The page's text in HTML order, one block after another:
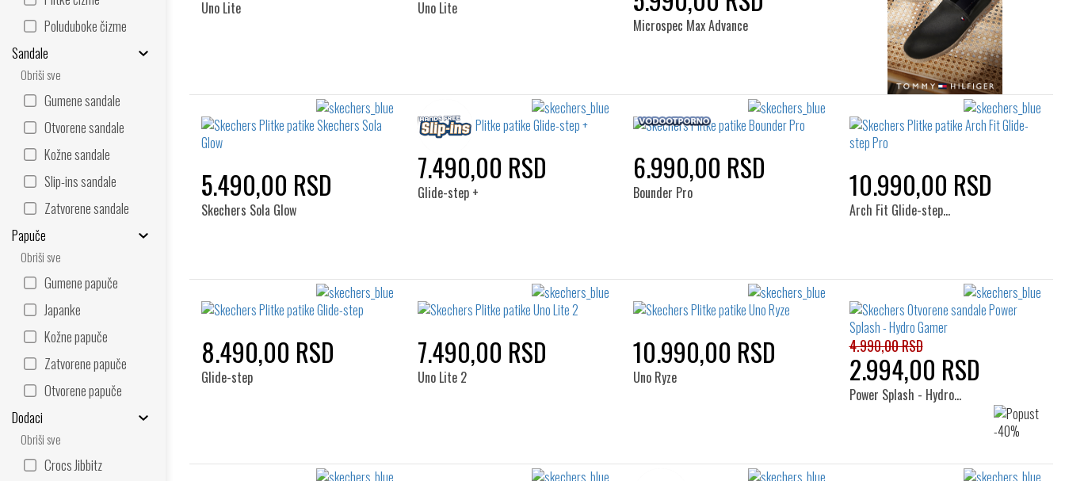
Poluduboke čizme
Sandale
Obriši sve
Gumene sandale
Otvorene sandale
Kožne sandale
Slip-ins sandale
Zatvorene sandale
Papuče
Obriši sve
Gumene papuče
Japanke
Kožne papuče
Zatvorene papuče
Otvorene papuče
Dodaci
Obriši sve
Crocs Jibbitz
Uno Lite Uno Lite
Microspec Max Advance
5.490,00 RSD
Skechers Sola Glow
7.490,00 RSD
Glide-step +
6.990,00 RSD
Bounder Pro 10.990,00 RSD
Arch Fit Glide-step…
8.490,00 RSD
Glide-step
7.490,00 RSD
Uno Lite 2
10.990,00 RSD
Uno Ryze
4.990,00 RSD
2.994,00 RSD
Power Splash - Hydro…